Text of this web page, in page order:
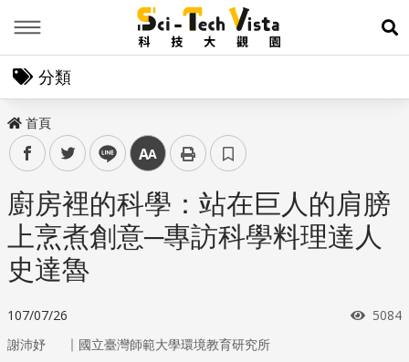
展
分類
首頁
facebooktwitter line 中
廚房裡的科學：站在巨人的肩膀
上烹煮創意─專訪科學料理達人
史達魯
107/07/26 瀏覽
5084
謝沛妤 ｜ 國立臺灣師範大學環境教育研究所